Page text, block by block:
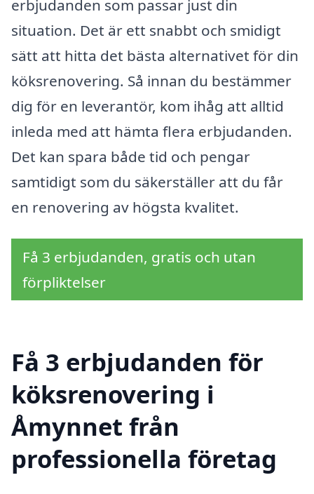
erbjudanden som passar just din
situation. Det är ett snabbt och smidigt
sätt att hitta det bästa alternativet för din
köksrenovering. Så innan du bestämmer
dig för en leverantör, kom ihåg att alltid
inleda med att hämta flera erbjudanden.
Det kan spara både tid och pengar
samtidigt som du säkerställer att du får
en renovering av högsta kvalitet.
Få 3 erbjudanden, gratis och utan
förpliktelser
Få 3 erbjudanden för
köksrenovering i
Åmynnet från
professionella företag